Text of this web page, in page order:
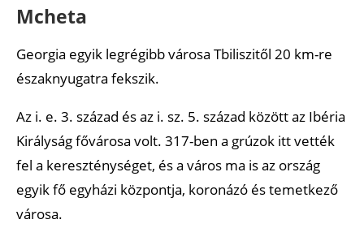
Mcheta
Georgia egyik legrégibb városa Tbiliszitől 20 km-re
északnyugatra fekszik.
Az i. e. 3. század és az i. sz. 5. század között az Ibéria
Királyság fővárosa volt. 317-ben a grúzok itt vették
fel a kereszténységet, és a város ma is az ország
egyik fő egyházi központja, koronázó és temetkező
városa.